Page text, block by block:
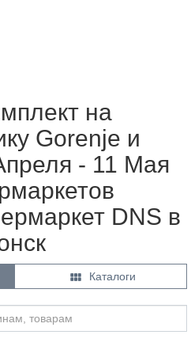
на
Gorenje и
- 11 Мая
DNS в
 Каталоги